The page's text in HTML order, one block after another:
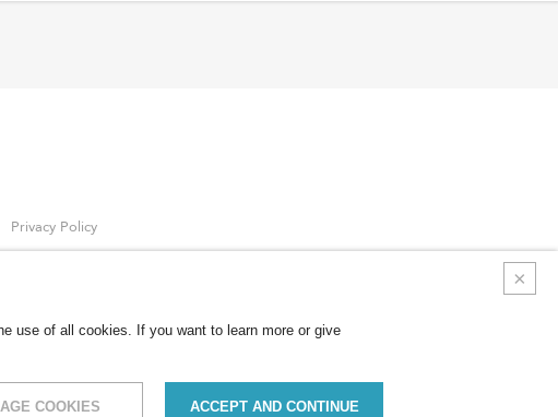
Privacy Policy
use of all cookies. If you want to learn more or give
COOKIES ACCEPT AND CONTINUE